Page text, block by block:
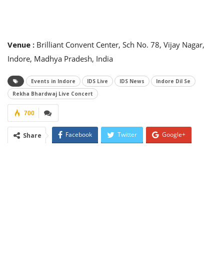
Venue : Brilliant Convent Center, Sch No. 78, Vijay Nagar,
Indore, Madhya Pradesh, India
Events in Indore IDS Live IDS News
Indore Dil Se
Rekha Bhardwaj Live Concert
700
Share Facebook Twitter Google+